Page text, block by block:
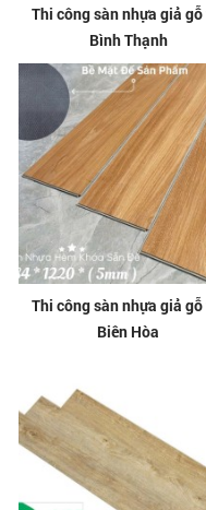
Thi công sàn nhựa giả
Bình Thạnh
Thi công sàn nhựa giả
Biên Hòa